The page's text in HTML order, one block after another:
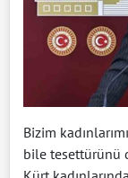
Bizim
bile tesettürünü